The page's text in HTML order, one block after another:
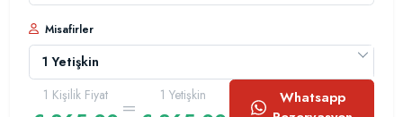
Misafirler
1 Yetişkin
1
1 Kişilik Fiyat = 1 Yetişkin
Whatsapp